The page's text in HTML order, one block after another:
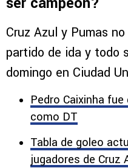
Cruz Azul y Pumas
partido de ida y todo
domingo en Ciudad
Pedro Caixinha
como DT
Tabla de goleo
jugadores de Cruz